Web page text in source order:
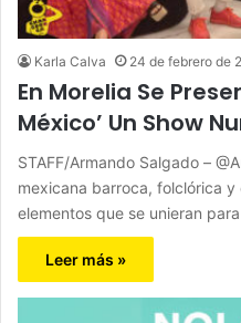
Karla Calva 24 de febrero de
En Morelia Se
México’ Un Show
STAFF/Armando Salgado –
mexicana barroca, folclórica
elementos que se unieran
Leer más »